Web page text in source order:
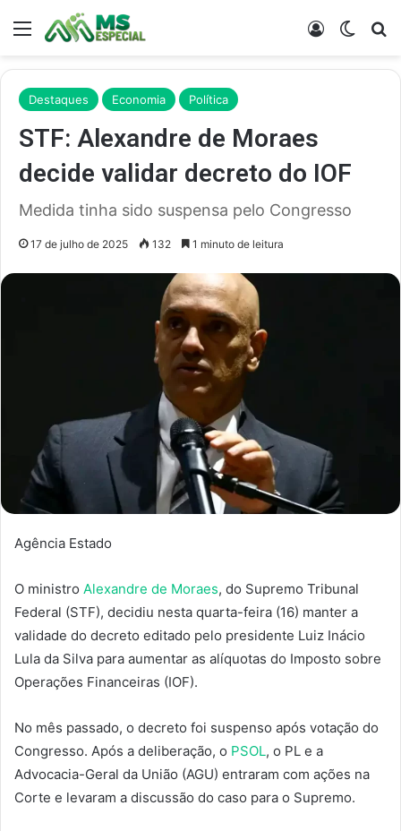
Menu Entrar
Destaques Economia Política
STF: Alexandre de Moraes
decide validar decreto do IOF
Medida tinha sido suspensa pelo Congresso
17 de julho de 2025 132 1 minuto de leitura
Agência Estado
O ministro Alexandre de Moraes, do Supremo Tribunal
Federal (STF), decidiu nesta quarta-feira (16) manter a
validade do decreto editado pelo presidente Luiz Inácio
Lula da Silva para aumentar as alíquotas do Imposto sobre
Operações Financeiras (IOF).
No mês passado, o decreto foi suspenso após votação do
Congresso. Após a deliberação, o PSOL, o PL e a
Advocacia-Geral da União (AGU) entraram com ações na
Corte e levaram a discussão do caso para o Supremo.